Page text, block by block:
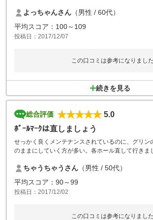
サムの組が多いので４サムが前にいると渋滞が必至
えると定期的に行きたいコースです。
よっちゃんさん （男性 / 60代）
平均スコア：100～109
投稿日：2017/12/07
この口コミは参考になりまし
続きを見る
総合評価
5.0
ﾎﾞｰﾙﾏｰｸは直しましょう
せっかく良くメンテナンスされているのに、グリン
のままにしていく方が多い。各ホール直して行きま
ちゃうちゃうさん （男性 / 50代）
平均スコア：90～99
投稿日：2017/12/02
この口コミは参考になりまし